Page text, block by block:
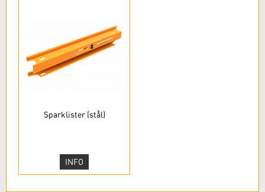
Sparklister (stål)
INFO